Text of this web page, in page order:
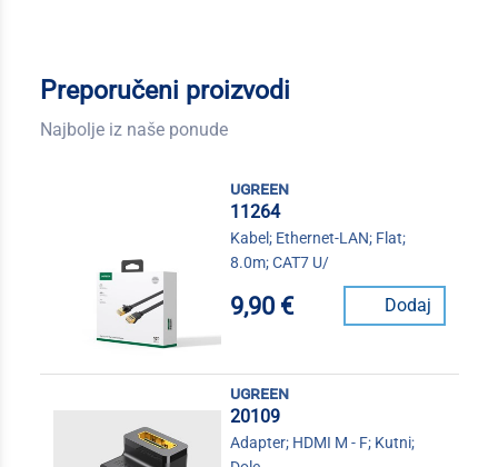
Preporučeni proizvodi
Najbolje iz naše ponude
ugreen
11264
Kabel; Ethernet-LAN; Flat;
8.0m; CAT7 U/
9,90 € Dodaj
ugreen
20109
Adapter; HDMI M - F; Kutni;